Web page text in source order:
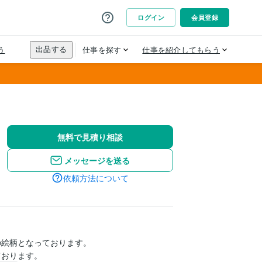
無料で見積り相談
メッセージを送る
依頼方法について
柄となっております。
ります。